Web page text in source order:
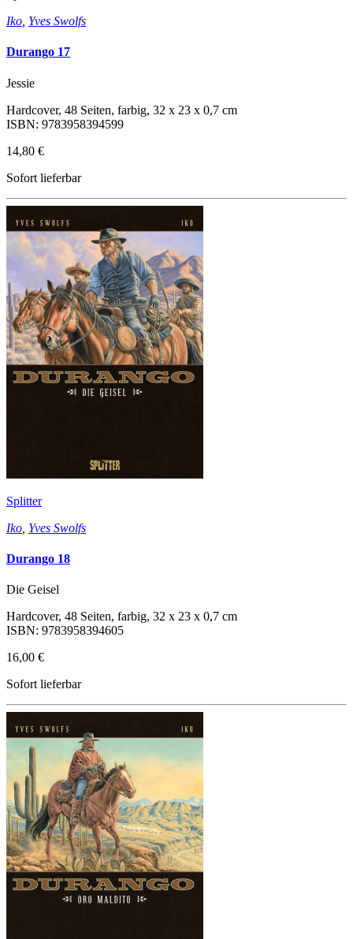
Iko Yves Swolfs
Durango 17
Jessie
Hardcover, 48 Seiten, farbig, 32 x 23 x 0,7 cm
ISBN: 9783958394599
14,80 €
Sofort lieferbar
Splitter
Iko Yves Swolfs
Durango 18
Die Geisel
Hardcover, 48 Seiten, farbig, 32 x 23 x 0,7 cm
ISBN: 9783958394605
16,00 €
Sofort lieferbar